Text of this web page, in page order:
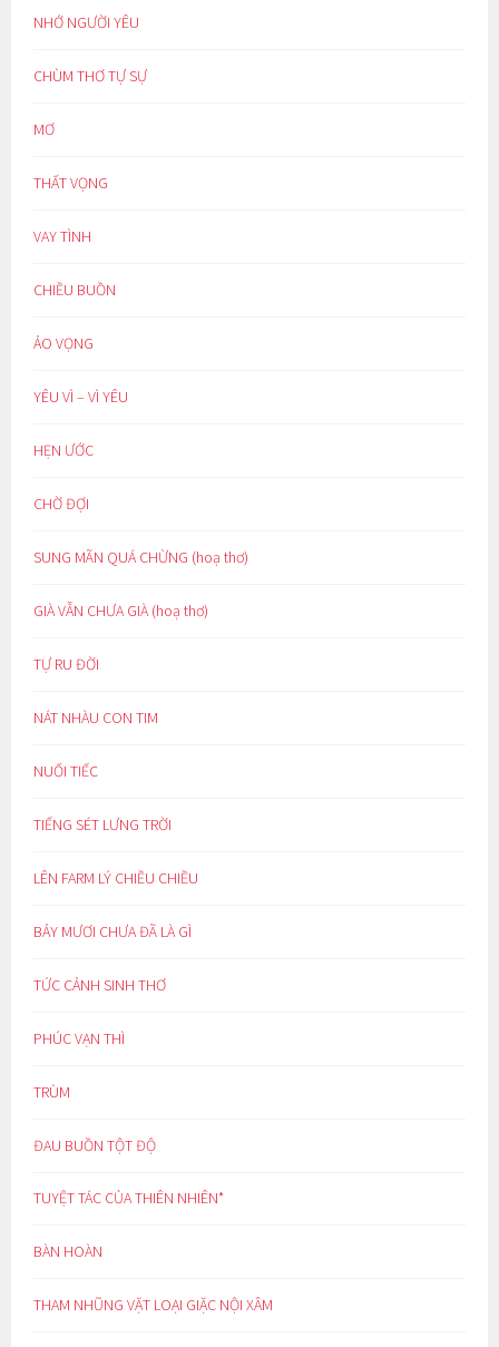
NHỚ NGƯỜI YÊU
CHÙM THƠ TỰ SỰ
MƠ
THẤT VỌNG
VAY TÌNH
CHIỀU BUỒN
ẢO VỌNG
YÊU VÌ – VÌ YÊU
HẸN ƯỚC
CHỜ ĐỢI
SUNG MÃN QUÁ CHỪNG (hoạ thơ)
GIÀ VẪN CHƯA GIÀ (hoạ thơ)
TỰ RU ĐỜI
NÁT NHÀU CON TIM
NUỐI TIẾC
TIẾNG SÉT LƯNG TRỜI
LÊN FARM LÝ CHIỀU CHIỀU
BẢY MƯƠI CHƯA ĐÃ LÀ GÌ
TỨC CẢNH SINH THƠ
PHÚC VẠN THÌ
TRÙM
ĐAU BUỒN TỘT ĐỘ
TUYỆT TÁC CỦA THIÊN NHIÊN*
BÀN HOÀN
THAM NHŨNG VẶT LOẠI GIẶC NỘI XÂM